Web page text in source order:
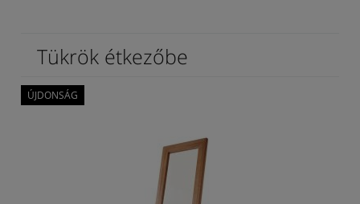
Tükrök étkezőbe
ÚJDONSÁG